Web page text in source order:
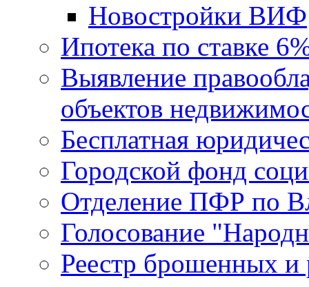
Новостройки ВИФ
Ипотека по ставке
Выявление
объектов
Бесплатная
Городской фонд
Отделение ПФР по
Голосование
Реестр брошенных и